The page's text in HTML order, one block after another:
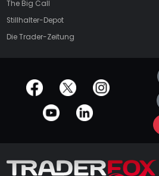
The Big Call
Stillhalter-Depot
Die Trader-Zeitung
offizielle Social Media-Accounts